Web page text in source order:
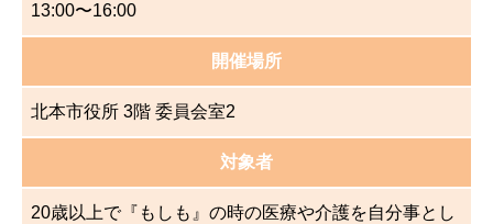
13:00〜16:00
開催場所
北本市役所 3階 委員会室2
対象者
20歳以上で『もしも』の時の医療や介護を自分事とし